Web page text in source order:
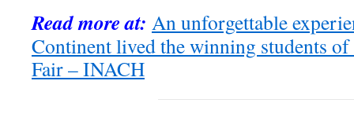
Read more at: An unforgettable
Continent lived the winning students
Fair – INACH